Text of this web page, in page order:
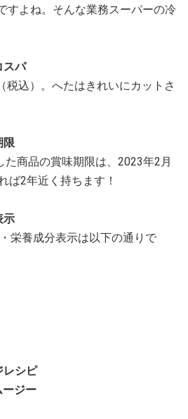
すよね。そんな業務スーパーの冷
スパ
税込）。へたはきれいにカットさ
限
商品の賞味期限は、2023年2月
ば2年近く持ちます！
示
栄養成分表示は以下の通りで
レシピ
ージー